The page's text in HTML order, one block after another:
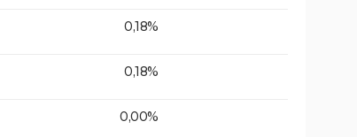
0,18%
0,18%
0,00%